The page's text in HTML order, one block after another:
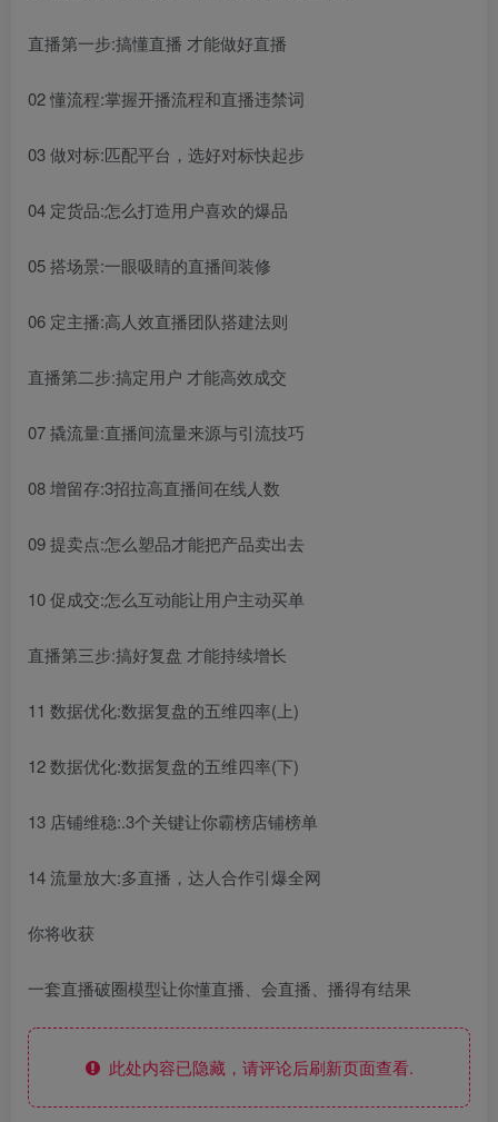
直播第一步:搞懂直播 才能做好直播
02 懂流程:掌握开播流程和直播违禁词
03 做对标:匹配平台，选好对标快起步
04 定货品:怎么打造用户喜欢的爆品
05 搭场景:一眼吸睛的直播间装修
06 定主播:高人效直播团队搭建法则
直播第二步:搞定用户 才能高效成交
07 撬流量:直播间流量来源与引流技巧
08 增留存:3招拉高直播间在线人数
09 提卖点:怎么塑品才能把产品卖出去
10 促成交:怎么互动能让用户主动买单
直播第三步:搞好复盘 才能持续增长
11 数据优化:数据复盘的五维四率(上)
12 数据优化:数据复盘的五维四率(下)
13 店铺维稳:.3个关键让你霸榜店铺榜单
14 流量放大:多直播，达人合作引爆全网
你将收获
一套直播破圈模型让你懂直播、会直播、播得有结果
此处内容已隐藏，请评论后刷新页面查看.